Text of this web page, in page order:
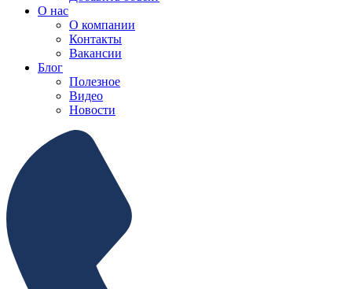
О нас
О компании
Контакты
Вакансии
Блог
Полезное
Видео
Новости